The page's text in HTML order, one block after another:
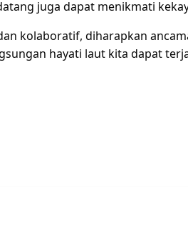
juga dapat menikmati
kolaboratif, diharapkan
hayati laut kita dapat